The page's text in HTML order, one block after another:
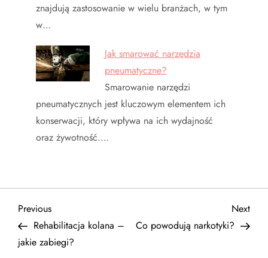
znajdują zastosowanie w wielu branżach, w tym
w…
Jak smarować narzędzia
pneumatyczne?
Smarowanie narzędzi
pneumatycznych jest kluczowym elementem ich
konserwacji, który wpływa na ich wydajność
oraz żywotność.…
N
a
Previous
Post
Previous
Rehabilitacja kolana –
jakie zabiegi?
Next
Post
Next
Co powodują narkotyki?